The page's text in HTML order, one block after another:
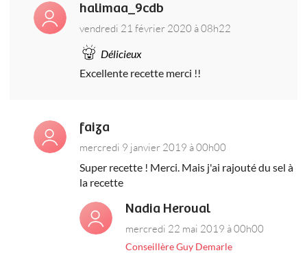
halimaa_9cdb
vendredi 21 février 2020 à 08h22
Délicieux
Excellente recette merci !!
faiza
mercredi 9 janvier 2019 à 00h00
Super recette ! Merci. Mais j'ai rajouté du sel à
la recette
Nadia Heroual
mercredi 22 mai 2019 à 00h00
Conseillère Guy Demarle